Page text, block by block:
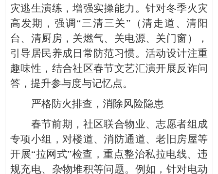
灾逃生演练，增强实操能力。针对冬季火灾
高发期，强调“三清三关”（清走道、清阳
台、清厨房，关燃气、关电源、关门窗），
引导居民养成日常防范习惯。活动设计注重
趣味性，结合社区春节文艺汇演开展反诈问
答，提升参与度与记忆点。
严格防火排查，消除风险隐患
春节前期，社区联合物业、志愿者组成
专项小组，对楼道、消防通道、老旧房屋等
开展“拉网式”检查，重点整治私拉电线、违
规充电、杂物堆积等问题。例如，针对电动